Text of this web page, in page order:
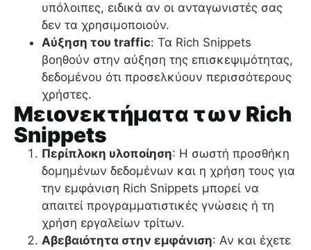
υπόλοιπες, ειδικά αν οι ανταγωνιστές σας
δεν τα χρησιμοποιούν.
Αύξηση του traffic: Τα Rich Snippets
βοηθούν στην αύξηση της επισκεψιμότητας,
δεδομένου ότι προσελκύουν περισσότερους
χρήστες.
Μειονεκτήματα των Rich
Snippets
Περίπλοκη υλοποίηση: Η σωστή προσθήκη
δομημένων δεδομένων και η χρήση τους για
την εμφάνιση Rich Snippets μπορεί να
απαιτεί προγραμματιστικές γνώσεις ή τη
χρήση εργαλείων τρίτων.
Αβεβαιότητα στην εμφάνιση: Αν και έχετε